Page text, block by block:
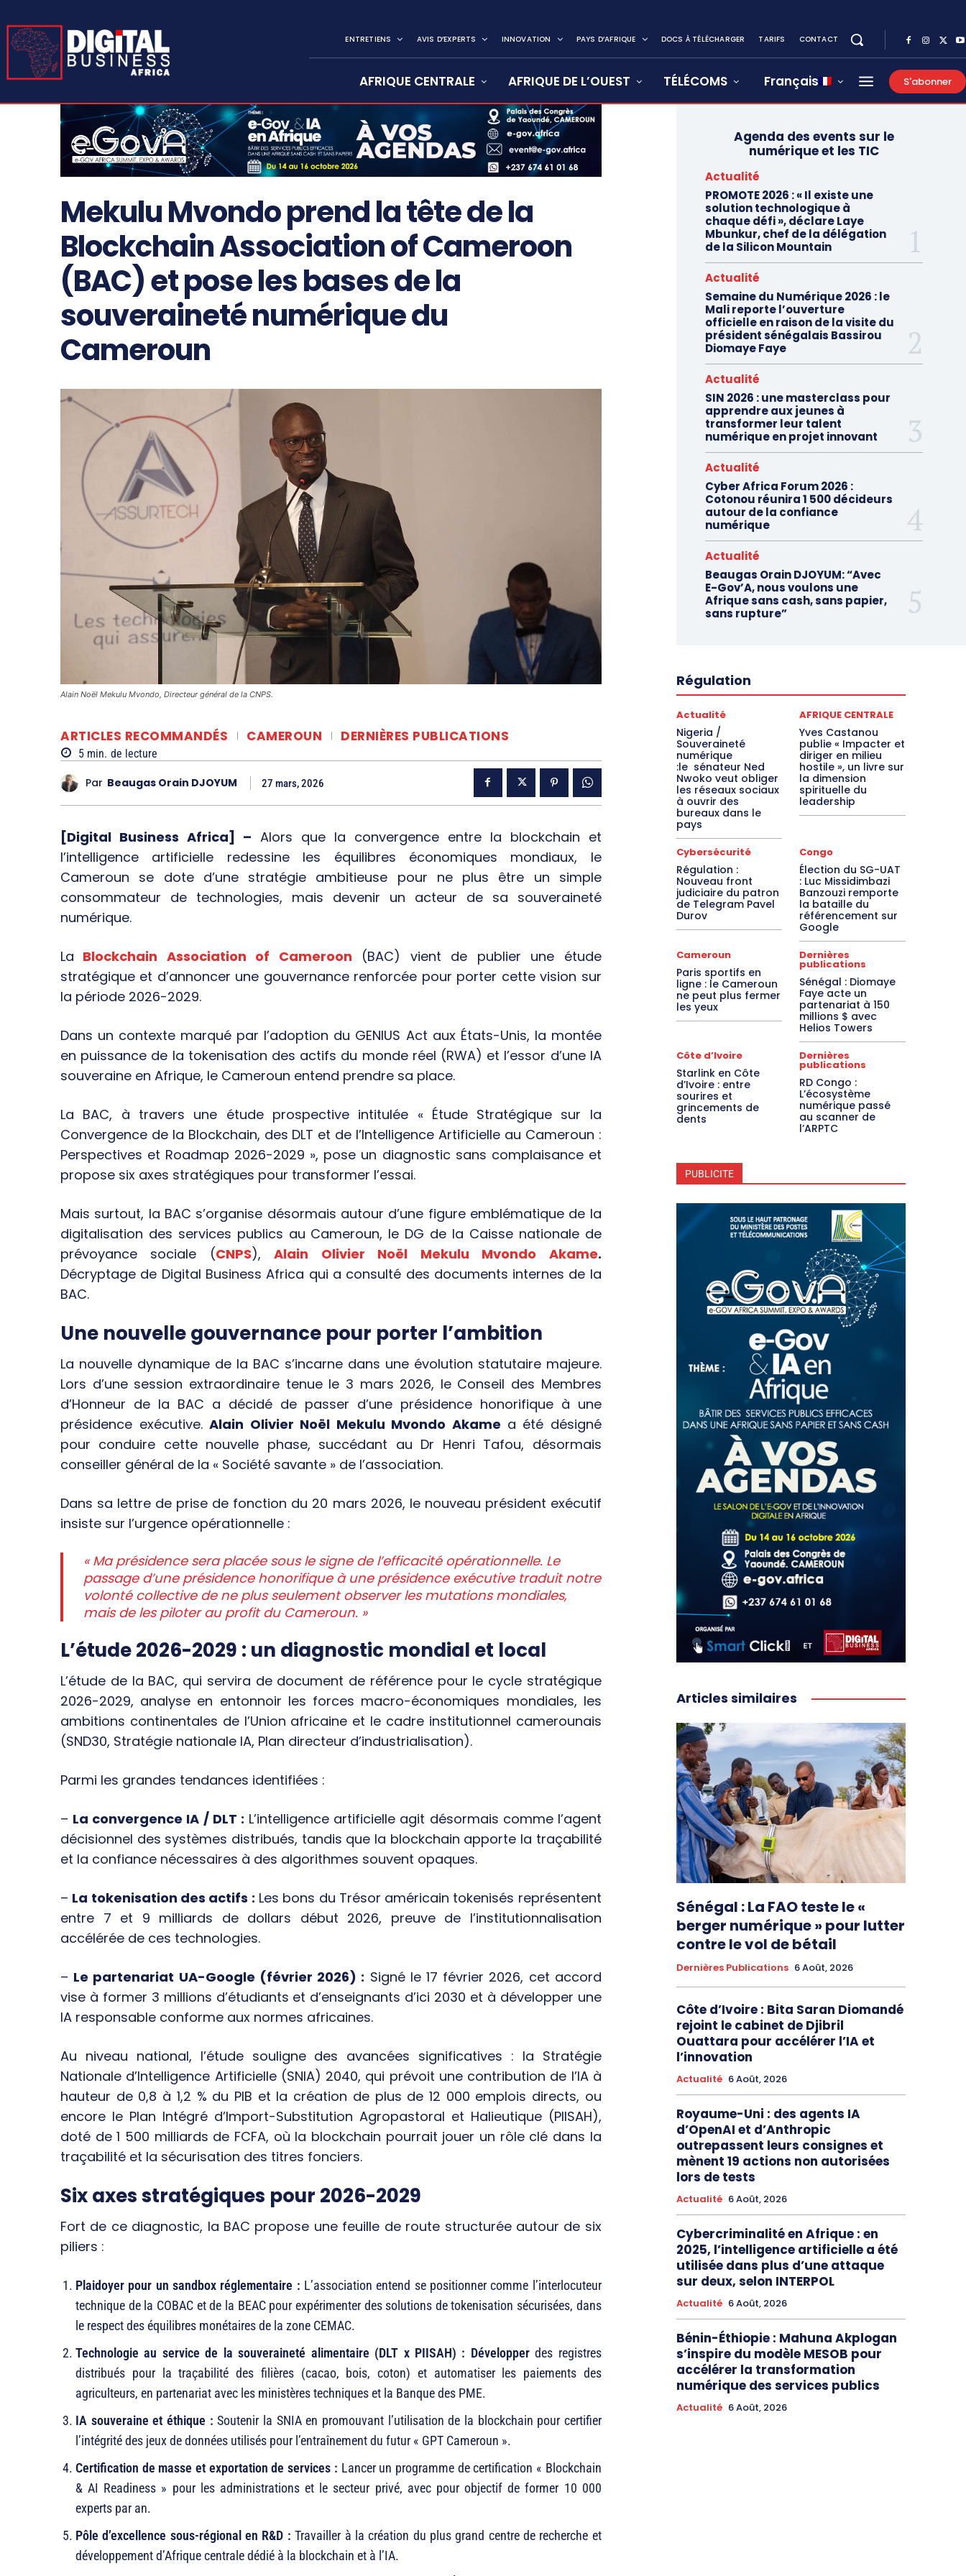
ENTRETIENS AVIS D’EXPERTS INNOVATION PAYS D’AFRIQUE DOCS À TÉLÉCHARGER TARIFS CONTACT
AFRIQUE CENTRALE AFRIQUE DE L’OUEST TÉLÉCOMS Français S'abonner
Mekulu Mvondo prend la tête de la
Blockchain Association of Cameroon
(BAC) et pose les bases de la
souveraineté numérique du
Cameroun
Alain Noël Mekulu Mvondo, Directeur général de la CNPS.
ARTICLES RECOMMANDÉS CAMEROUN DERNIÈRES PUBLICATIONS
5 min. de lecture
Par Beaugas Orain DJOYUM 27 mars, 2026
[Digital Business Africa] – Alors que la convergence entre la blockchain et
l’intelligence artificielle redessine les équilibres économiques mondiaux, le
Cameroun se dote d’une stratégie ambitieuse pour ne plus être un simple
consommateur de technologies, mais devenir un acteur de sa souveraineté
numérique.
La Blockchain Association of Cameroon (BAC) vient de publier une étude
stratégique et d’annoncer une gouvernance renforcée pour porter cette vision sur
la période 2026-2029.
Dans un contexte marqué par l’adoption du GENIUS Act aux États-Unis, la montée
en puissance de la tokenisation des actifs du monde réel (RWA) et l’essor d’une IA
souveraine en Afrique, le Cameroun entend prendre sa place.
La BAC, à travers une étude prospective intitulée « Étude Stratégique sur la
Convergence de la Blockchain, des DLT et de l’Intelligence Artificielle au Cameroun :
Perspectives et Roadmap 2026-2029 », pose un diagnostic sans complaisance et
propose six axes stratégiques pour transformer l’essai.
Mais surtout, la BAC s’organise désormais autour d’une figure emblématique de la
digitalisation des services publics au Cameroun, le DG de la Caisse nationale de
prévoyance sociale (CNPS),Alain Olivier Noël Mekulu Mvondo Akame.
Décryptage de Digital Business Africa qui a consulté des documents internes de la
BAC.
Une nouvelle gouvernance pour porter l’ambition
La nouvelle dynamique de la BAC s’incarne dans une évolution statutaire majeure.
Lors d’une session extraordinaire tenue le 3 mars 2026, le Conseil des Membres
d’Honneur de la BAC a décidé de passer d’une présidence honorifique à une
présidence exécutive.Alain Olivier Noël Mekulu Mvondo Akame a été désigné
pour conduire cette nouvelle phase, succédant au Dr Henri Tafou, désormais
conseiller général de la « Société savante » de l’association.
Dans sa lettre de prise de fonction du 20 mars 2026, le nouveau président exécutif
insiste sur l’urgence opérationnelle :
« Ma présidence sera placée sous le signe de l’efficacité opérationnelle. Le
passage d’une présidence honorifique à une présidence exécutive traduit notre
volonté collective de ne plus seulement observer les mutations mondiales,
mais de les piloter au profit du Cameroun. »
L’étude 2026-2029 : un diagnostic mondial et local
L’étude de la BAC, qui servira de document de référence pour le cycle stratégique
2026-2029, analyse en entonnoir les forces macro-économiques mondiales, les
ambitions continentales de l’Union africaine et le cadre institutionnel camerounais
(SND30, Stratégie nationale IA, Plan directeur d’industrialisation).
Parmi les grandes tendances identifiées :
– La convergence IA / DLT : L’intelligence artificielle agit désormais comme l’agent
décisionnel des systèmes distribués, tandis que la blockchain apporte la traçabilité
et la confiance nécessaires à des algorithmes souvent opaques.
– La tokenisation des actifs : Les bons du Trésor américain tokenisés représentent
entre 7 et 9 milliards de dollars début 2026, preuve de l’institutionnalisation
accélérée de ces technologies.
– Le partenariat UA-Google (février 2026) : Signé le 17 février 2026, cet accord
vise à former 3 millions d’étudiants et d’enseignants d’ici 2030 et à développer une
IA responsable conforme aux normes africaines.
Au niveau national, l’étude souligne des avancées significatives : la Stratégie
Nationale d’Intelligence Artificielle (SNIA) 2040, qui prévoit une contribution de l’IA à
hauteur de 0,8 à 1,2 % du PIB et la création de plus de 12 000 emplois directs, ou
encore le Plan Intégré d’Import-Substitution Agropastoral et Halieutique (PIISAH),
doté de 1 500 milliards de FCFA, où la blockchain pourrait jouer un rôle clé dans la
traçabilité et la sécurisation des titres fonciers.
Six axes stratégiques pour 2026-2029
Fort de ce diagnostic, la BAC propose une feuille de route structurée autour de six
piliers :
Plaidoyer pour un sandbox réglementaire : L’association entend se positionner comme l’interlocuteur
technique de la COBAC et de la BEAC pour expérimenter des solutions de tokenisation sécurisées, dans
le respect des équilibres monétaires de la zone CEMAC.
Technologie au service de la souveraineté alimentaire (DLT x PIISAH) : Développerdes registres
distribués pour la traçabilité des filières (cacao, bois, coton) et automatiser les paiements des
agriculteurs, en partenariat avec les ministères techniques et la Banque des PME.
IA souveraine et éthique : Soutenir la SNIA en promouvant l’utilisation de la blockchain pour certifier
l’intégrité des jeux de données utilisés pour l’entraînement du futur « GPT Cameroun ».
Certification de masse et exportation de services : Lancer un programme de certification « Blockchain
& AI Readiness » pour les administrations et le secteur privé, avec pour objectif de former 10 000
experts par an.
Pôle d’excellence sous-régional en R&D : Travailler à la création du plus grand centre de recherche et
développement d’Afrique centrale dédié à la blockchain et à l’IA.
Agenda des events sur le
numérique et les TIC
Actualité
PROMOTE 2026 : « Il existe une
solution technologique à
chaque défi », déclare Laye
Mbunkur, chef de la délégation
de la Silicon Mountain
Actualité
Semaine du Numérique 2026 : le
Mali reporte l’ouverture
officielle en raison de la visite du
président sénégalais Bassirou
Diomaye Faye
Actualité
SIN 2026 : une masterclass pour
apprendre aux jeunes à
transformer leur talent
numérique en projet innovant
Actualité
Cyber Africa Forum 2026 :
Cotonou réunira 1 500 décideurs
autour de la confiance
numérique
Actualité
Beaugas Orain DJOYUM: “Avec
E-Gov’A, nous voulons une
Afrique sans cash, sans papier,
sans rupture”
Régulation
Actualité
Nigeria /
Souveraineté
numérique
:le sénateur Ned
Nwoko veut obliger
les réseaux sociaux
à ouvrir des
bureaux dans le
pays
AFRIQUE CENTRALE
Yves Castanou
publie « Impacter et
diriger en milieu
hostile », un livre sur
la dimension
spirituelle du
leadership
Cybersécurité
Régulation :
Nouveau front
judiciaire du patron
de Telegram Pavel
Durov
Congo
Élection du SG-UAT
: Luc Missidimbazi
Banzouzi remporte
la bataille du
référencement sur
Google
Cameroun
Paris sportifs en
ligne : le Cameroun
ne peut plus fermer
les yeux
Dernières
publications
Sénégal : Diomaye
Faye acte un
partenariat à 150
millions $ avec
Helios Towers
Côte d’Ivoire
Starlink en Côte
d’Ivoire : entre
sourires et
grincements de
dents
Dernières
publications
RD Congo :
L’écosystème
numérique passé
au scanner de
l’ARPTC
PUBLICITE
Articles similaires
Sénégal : La FAO teste le «
berger numérique » pour lutter
contre le vol de bétail
Dernières Publications 6 Août, 2026
Côte d’Ivoire : Bita Saran Diomandé
rejoint le cabinet de Djibril
Ouattara pour accélérer l’IA et
l’innovation
Actualité 6 Août, 2026
Royaume-Uni : des agents IA
d’OpenAI et d’Anthropic
outrepassent leurs consignes et
mènent 19 actions non autorisées
lors de tests
Actualité 6 Août, 2026
Cybercriminalité en Afrique : en
2025, l’intelligence artificielle a été
utilisée dans plus d’une attaque
sur deux, selon INTERPOL
Actualité 6 Août, 2026
Bénin-Éthiopie : Mahuna Akplogan
s’inspire du modèle MESOB pour
accélérer la transformation
numérique des services publics
Actualité 6 Août, 2026